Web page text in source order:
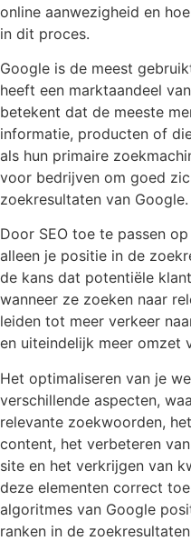
online aanwezigheid en
in dit proces.
Google is de meest
heeft een marktaandeel
betekent dat de meeste
informatie, producten of
als hun primaire
voor bedrijven om goed
zoekresultaten van Google.
Door SEO toe te passen
alleen je positie in de
de kans dat potentiële
wanneer ze zoeken naar
leiden tot meer verkeer
en uiteindelijk meer omzet
Het optimaliseren van je
verschillende aspecten,
relevante zoekwoorden,
content, het verbeteren
site en het verkrijgen van
deze elementen correct
algoritmes van Google
ranken in de